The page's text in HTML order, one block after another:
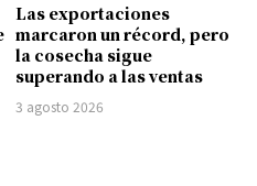
Las exportaciones
marcaron un récord, pero
la cosecha sigue
superando a las ventas
3 agosto 2026